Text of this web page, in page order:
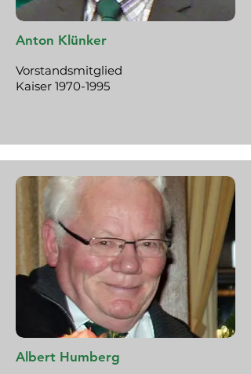
Anton Klünker
Vorstandsmitglied
Kaiser 1970-1995
Albert Humberg